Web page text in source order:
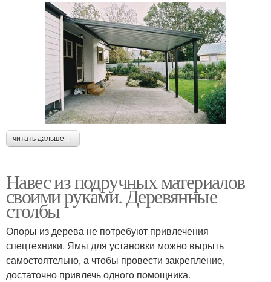
читать дальше →
Навес из подручных материалов
своими руками. Деревянные
столбы
Опоры из дерева не потребуют привлечения
спецтехники. Ямы для установки можно вырыть
самостоятельно, а чтобы провести закрепление,
достаточно привлечь одного помощника.